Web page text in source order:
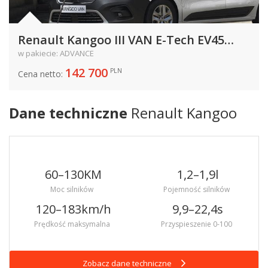
Renault Kangoo III VAN E-Tech EV45
11kW ECOLOADER 120KM 88kW od 2022
w pakiecie: ADVANCE
Cena netto: 142 700 PLN
Dane techniczne Renault Kangoo
60–130KM
Moc silników
1,2–1,9l
Pojemność silników
120–183km/h
Prędkość maksymalna
9,9–22,4s
Przyspieszenie 0-100
Zobacz dane techniczne